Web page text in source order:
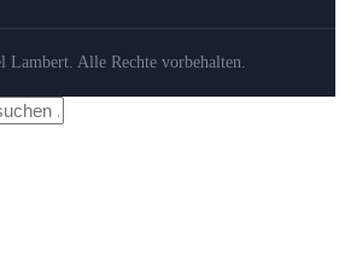
Lambert. Alle Rechte vorbehalten.